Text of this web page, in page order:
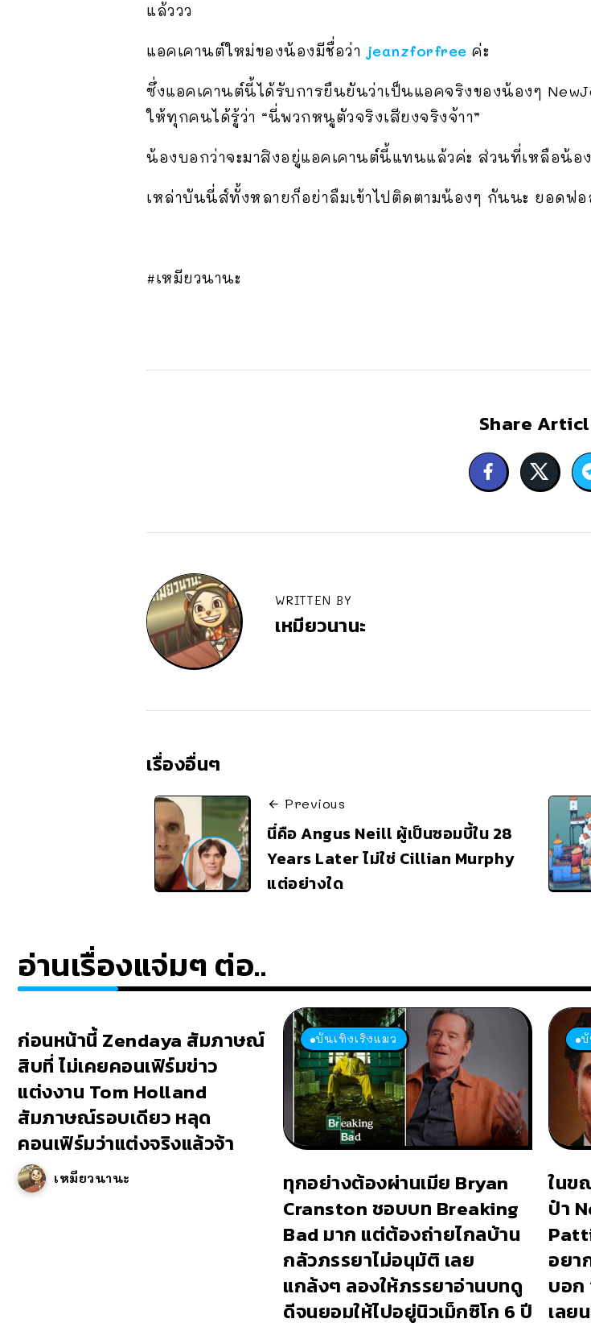
แล้ววว
แอคเคานต์ใหม่ของน้องมีชื่อว่า jeanzforfree ค่ะ
ซึ่งแอคเคานต์นี้ได้รับการยืนยันว่าเป็นแอคจริงของน้องๆ
ให้ทุกคนได้รู้ว่า “นี่พวกหนูตัวจริงเสียงจริงจ้าา”
น้องบอกว่าจะมาสิงอยู่แอคเคานต์นี้แทนแล้วค่ะ ส่วนที่เหลือน้อ
เหล่าบันนี่ส์ทั้งหลายก็อย่าลืมเข้าไปติดตามน้องๆ กันนะ ยอดฟ
#เหมียวนานะ
Share
WRITTEN BY
เหมียวนานะ
เรื่องอื่นๆ
Previous
นี่คือ Angus Neill ผู้เป็นซอมบี้ใน 28
Years Later ไม่ใช่ Cillian Murphy
แต่อย่างใด
อ่านเรื่องแจ่มๆ ต่อ..
ก่อนหน้านี้ Zendaya สัมภาษณ์
สิบที่ ไม่เคยคอนเฟิร์มข่าว
แต่งงาน Tom Holland
สัมภาษณ์รอบเดียว หลุด
คอนเฟิร์มว่าแต่งจริงแล้วจ้า
เหมียวนานะ
บันเทิงเริงแมว
ทุกอย่างต้องผ่านเมีย Bryan
Cranston ชอบบท Breaking
Bad มาก แต่ต้องถ่ายไกลบ้าน
กลัวภรรยาไม่อนุมัติ เลย
แกล้งๆ ลองให้ภรรยาอ่านบทดู
ดีจนยอมให้ไปอยู่นิวเม็กซิโก 6 ปี
บั
ในข
ป๋า
อยา
บอก
เลย